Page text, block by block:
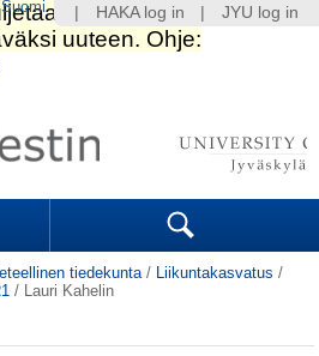
Search
tiedekunta / Liikuntakasvatus /
/ Lauri Kahelin
HAKA log in JYU log in
Suomi